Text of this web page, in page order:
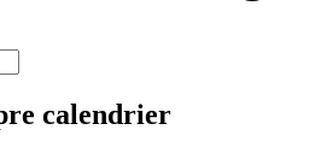
calendrier